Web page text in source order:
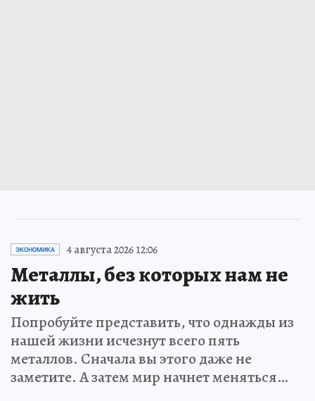
ЭКОНОМИКА 4 августа 2026 12:06
Металлы, без которых нам не
жить
Попробуйте представить, что однажды из
нашей жизни исчезнут всего пять
металлов. Сначала вы этого даже не
заметите. А затем мир начнет меняться…